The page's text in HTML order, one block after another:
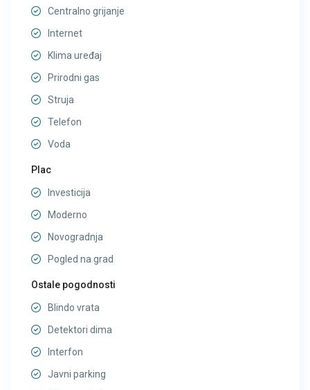
Centralno grijanje
Internet
Klima uređaj
Prirodni gas
Struja
Telefon
Voda
Plac
Investicija
Moderno
Novogradnja
Pogled na grad
Ostale pogodnosti
Blindo vrata
Detektori dima
Interfon
Javni parking